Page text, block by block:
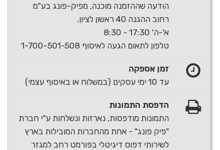
הודעה שההזמנה מוכנה, מפיק-פונג בע"מ
רחוב ההגנה 40 ראשון לציון.
א'-ה' 17:30 - 8:30
טלפון לתאום הגעה לאיסוף 1-700-501-508
זמן אספקה
עד 10 ימי עסקים (במשלוח או באיסוף עצמי)
הדפסת התמונות
התמונות מודפסות, נארזות ונשלחות ע"י חברת
"פיק פונג" - אחת מהחברות המובילות בארץ
לשירותי דפוס דיגיטלי בפורמט רחב למגזר